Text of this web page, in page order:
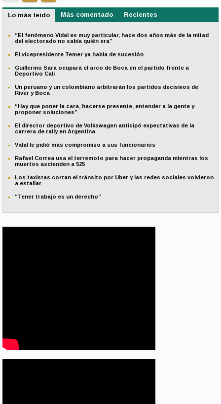
Lo más leído Más comentado Recientes
“El fenómeno Vidal es muy particular, hace dos años más de la mitad
del electorado no sabía quién era”
El vicepresidente Temer ya habla de sucesión
Guillermo Sara ocupará el arco de Boca en el partido frente a
Deportivo Cali
Un peruano y un colombiano arbitrarán los partidos decisivos de
River y Boca
“Hay que poner la cara, hacerse presente, entender a la gente y
proponer soluciones”
El director deportivo de Volkswagen anticipó expectativas de la
carrera de rally en Argentina
Vidal le pidió más compromiso a sus funcionarios
Rafael Correa usa el terremoto para hacer propaganda mientras los
muertos ascienden a 525
Los taxistas cortan el tránsito por Uber y las redes sociales volvieron
a estallar
“Tener trabajo es un derecho”